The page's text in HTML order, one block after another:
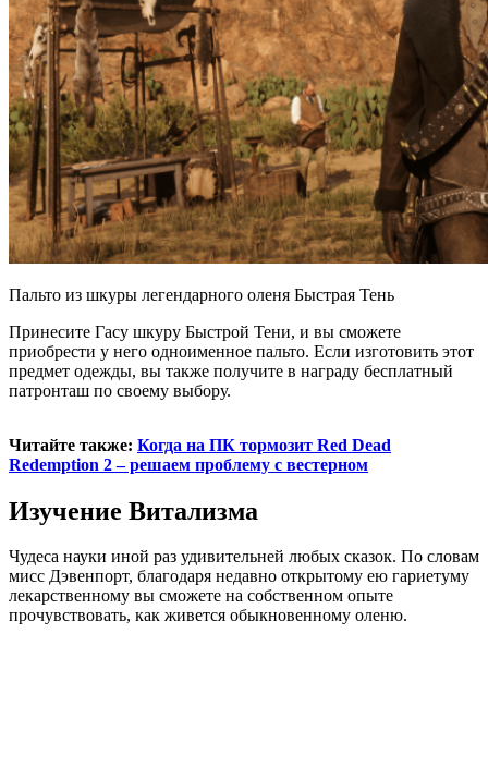
Пальто из шкуры легендарного оленя Быстрая Тень
Принесите Гасу шкуру Быстрой Тени, и вы сможете
приобрести у него одноименное пальто. Если изготовить этот
предмет одежды, вы также получите в награду бесплатный
патронташ по своему выбору.
Читайте также: Когда на ПК тормозит Red Dead
Redemption 2 – решаем проблему с вестерном
Изучение Витализма
Чудеса науки иной раз удивительней любых сказок. По словам
мисс Дэвенпорт, благодаря недавно открытому ею гариетуму
лекарственному вы сможете на собственном опыте
прочувствовать, как живется обыкновенному оленю.